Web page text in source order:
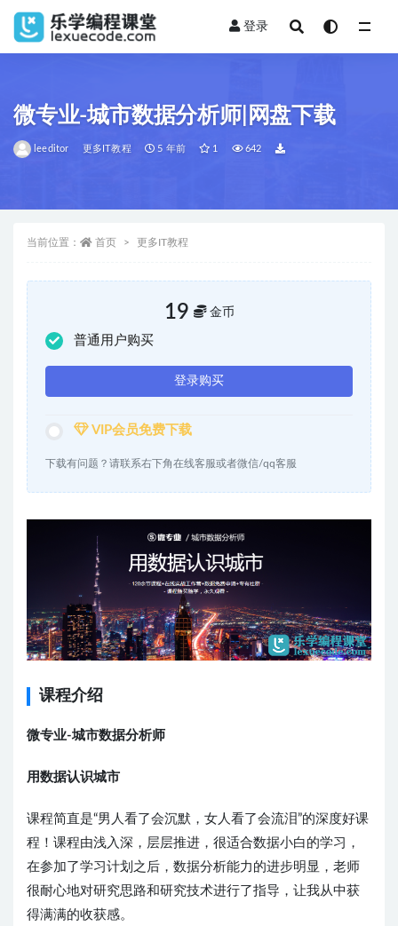
登录
微专业-城市数据分析师|网盘下载
leeditor 更多IT教程 5 年前 1 642
当前位置： 首页 更多IT教程
19 金币
普通用户购买
登录购买
VIP会员免费下载
下载有问题？请联系右下角在线客服或者微信/qq客服
课程介绍
微专业-城市数据分析师
用数据认识城市
课程简直是“男人看了会沉默，女人看了会流泪”的深度好课
程！课程由浅入深，层层推进，很适合数据小白的学习，
在参加了学习计划之后，数据分析能力的进步明显，老师
很耐心地对研究思路和研究技术进行了指导，让我从中获
得满满的收获感。